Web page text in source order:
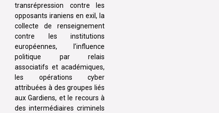
transrépression contre les
opposants iraniens en exil, la
collecte de renseignement
contre les institutions
européennes, l’influence
politique par relais
associatifs et académiques,
les opérations cyber
attribuées à des groupes liés
aux Gardiens, et le recours à
des intermédiaires criminels